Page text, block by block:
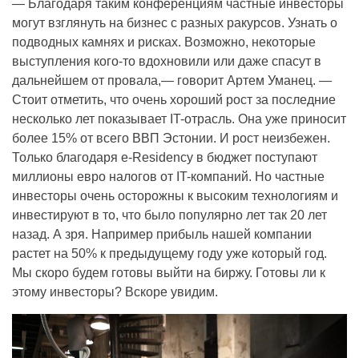
— Благодаря таким конференциям частные инвесторы
могут взглянуть на бизнес с разных ракурсов. Узнать о
подводных камнях и рисках. Возможно, некоторые
выступления кого-то вдохновили или даже спасут в
дальнейшем от провала,— говорит Артем Уманец. —
Стоит отметить, что очень хороший рост за последние
несколько лет показывает IT-отрасль. Она уже приносит
более 15% от всего ВВП Эстонии. И рост неизбежен.
Только благодаря e-Residency в бюджет поступают
миллионы евро налогов от IT-компаний. Но частные
инвесторы очень осторожны к высоким технологиям и
инвестируют в то, что было популярно лет так 20 лет
назад. А зря. Например прибыль нашей компании
растет на 50% к предыдущему году уже который год.
Мы скоро будем готовы выйти на биржу. Готовы ли к
этому инвесторы? Вскоре увидим.